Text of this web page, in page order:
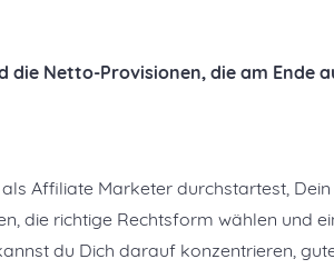
die Netto-Provisionen, die am Ende
Affiliate Marketer durchstartest,
die richtige Rechtsform wählen und
du Dich darauf konzentrieren,